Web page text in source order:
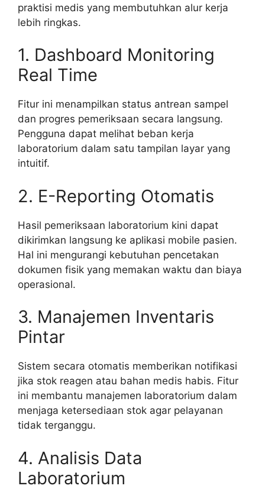
praktisi medis yang membutuhkan alur kerja
lebih ringkas.
1. Dashboard Monitoring
Real Time
Fitur ini menampilkan status antrean sampel
dan progres pemeriksaan secara langsung.
Pengguna dapat melihat beban kerja
laboratorium dalam satu tampilan layar yang
intuitif.
2. E-Reporting Otomatis
Hasil pemeriksaan laboratorium kini dapat
dikirimkan langsung ke aplikasi mobile pasien.
Hal ini mengurangi kebutuhan pencetakan
dokumen fisik yang memakan waktu dan biaya
operasional.
3. Manajemen Inventaris
Pintar
Sistem secara otomatis memberikan notifikasi
jika stok reagen atau bahan medis habis. Fitur
ini membantu manajemen laboratorium dalam
menjaga ketersediaan stok agar pelayanan
tidak terganggu.
4. Analisis Data
Laboratorium